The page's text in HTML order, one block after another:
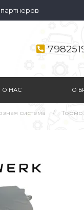
О НАС О
система